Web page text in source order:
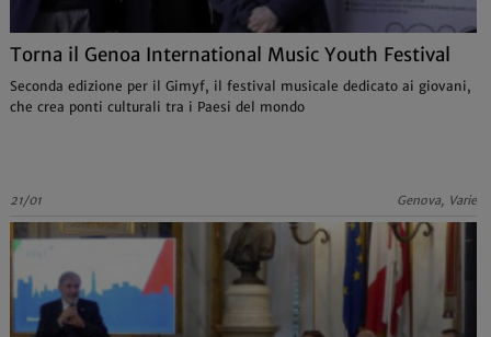
Torna il Genoa International Music Youth Festival
Seconda edizione per il Gimyf, il festival musicale dedicato ai giovani,
che crea ponti culturali tra i Paesi del mondo
21/01 Genova, Varie